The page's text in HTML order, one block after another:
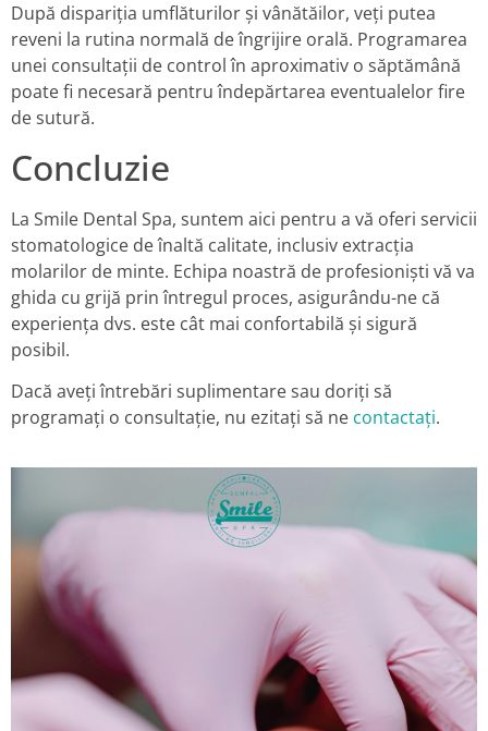
După dispariția umflăturilor și vânătăilor, veți putea
reveni la rutina normală de îngrijire orală. Programarea
unei consultații de control în aproximativ o săptămână
poate fi necesară pentru îndepărtarea eventualelor fire
de sutură.
Concluzie
La Smile Dental Spa, suntem aici pentru a vă oferi servicii
stomatologice de înaltă calitate, inclusiv extracția
molarilor de minte. Echipa noastră de profesioniști vă va
ghida cu grijă prin întregul proces, asigurându-ne că
experiența dvs. este cât mai confortabilă și sigură
posibil.
Dacă aveți întrebări suplimentare sau doriți să
programați o consultație, nu ezitați să ne contactați.